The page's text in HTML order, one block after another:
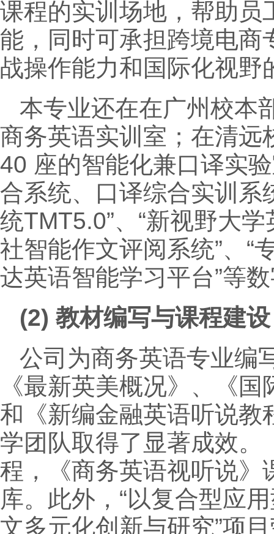
课程的实训场地，帮助员
能，同时可承担跨境电商
战操作能力和国际化视野
本专业还在在广州校本
商务英语实训室；在清远
40 座的智能化兼口译实
合系统、口译综合实训系
统TMT5.0”、“新视野大
社智能作文评阅系统”、“
达英语智能学习平台”等
(2) 教材编写与课程建设
公司为商务英语专业编
《最新英美概况》、《
和《新编金融英语听说教
学团队取得了显著成效。
程，《商务英语视听说》
库。此外，“以复合型应
文多元化创新与研究”项